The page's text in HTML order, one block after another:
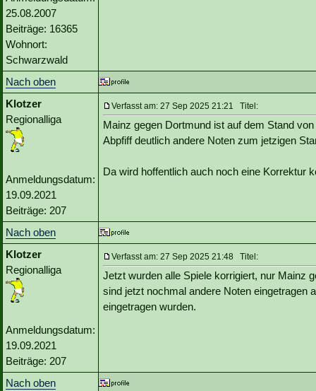
25.08.2007
Beiträge: 16365
Wohnort:
Schwarzwald
Nach oben
Klotzer
Regionalliga
Anmeldungsdatum:
19.09.2021
Beiträge: 207
Verfasst am: 27 Sep 2025 21:21 Titel:
Mainz gegen Dortmund ist auf dem Stand
Abpfiff deutlich andere Noten zum jetzigen
Da wird hoffentlich auch noch eine Korrektur
Nach oben
Klotzer
Regionalliga
Anmeldungsdatum:
19.09.2021
Beiträge: 207
Verfasst am: 27 Sep 2025 21:48 Titel:
Jetzt wurden alle Spiele korrigiert, nur Mainz
sind jetzt nochmal andere Noten eingetragen
eingetragen wurden.
Nach oben